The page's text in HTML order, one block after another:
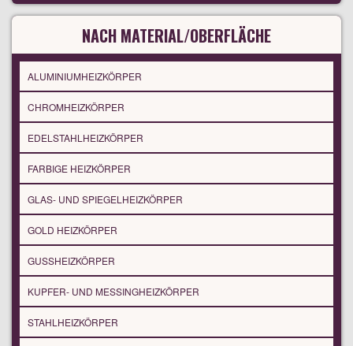
NACH MATERIAL/OBERFLÄCHE
ALUMINIUMHEIZKÖRPER
CHROMHEIZKÖRPER
EDELSTAHLHEIZKÖRPER
FARBIGE HEIZKÖRPER
GLAS- UND SPIEGELHEIZKÖRPER
GOLD HEIZKÖRPER
GUSSHEIZKÖRPER
KUPFER- UND MESSINGHEIZKÖRPER
STAHLHEIZKÖRPER